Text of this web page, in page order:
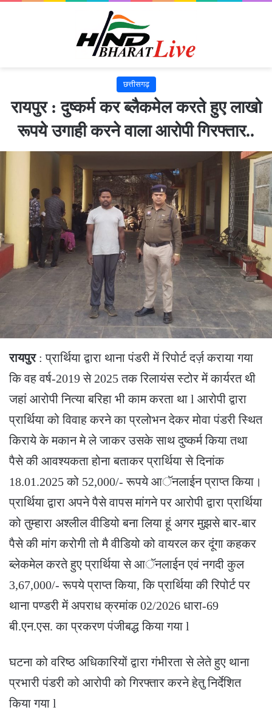
छत्तीसगढ़
रायपुर : दुष्कर्म कर ब्लैकमेल करते हुए लाखो
रूपये उगाही करने वाला आरोपी गिरफ्तार..
रायपुर: प्रार्थिया द्वारा थाना पंडरी में रिपोर्ट दर्ज़ कराया गया
कि वह वर्ष-2019 से 2025 तक रिलायंस स्टोर में कार्यरत थी
जहां आरोपी नित्या बरिहा भी काम करता था l आरोपी द्वारा
प्रार्थिया को विवाह करने का प्रलोभन देकर मोवा पंडरी स्थित
किराये के मकान मे ले जाकर उसके साथ दुष्कर्म किया तथा
पैसे की आवश्यकता होना बताकर प्रार्थिया से दिनांक
18.01.2025 को 52,000/- रूपये आॅनलाईन प्राप्त किया।
प्रार्थिया द्वारा अपने पैसे वापस मांगने पर आरोपी द्वारा प्रार्थिया
को तुम्हारा अश्लील वीडियो बना लिया हूं अगर मुझसे बार-बार
पैसे की मांग करोगी तो मै वीडियो को वायरल कर दूंगा कहकर
ब्लेकमेल करते हुए प्रार्थिया से आॅनलाईन एवं नगदी कुल
3,67,000/- रूपये प्राप्त किया, कि प्रार्थिया की रिपोर्ट पर
थाना पण्डरी में अपराध क्रमांक 02/2026 धारा-69
बी.एन.एस. का प्रकरण पंजीबद्ध किया गया l
घटना को वरिष्ठ अधिकारियों द्वारा गंभीरता से लेते हुए थाना
प्रभारी पंडरी को आरोपी को गिरफ्तार करने हेतु निर्देशित
किया गया l